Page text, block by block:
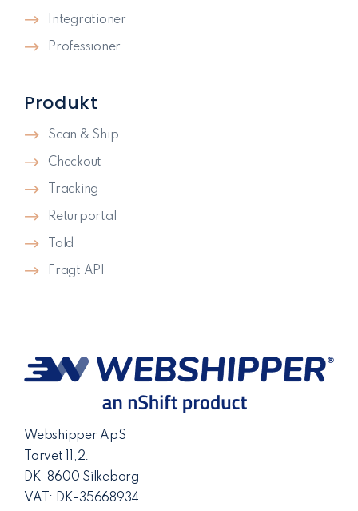
Webshipper ApS
Torvet 11,2.
DK-8600 Silkeborg
VAT: DK-35668934
Produkt
Scan & Ship
Checkout
Tracking
Returportal
Told
Fragt API
Integrationer
Professioner